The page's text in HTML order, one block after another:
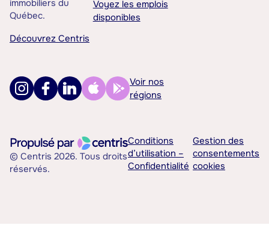
immobiliers du
Québec.
Découvrez Centris
Voyez les emplois
disponibles
Voir nos
régions
© Centris 2026. Tous droits
réservés.
Conditions
d’utilisation –
Confidentialité
Gestion des
consentements
cookies